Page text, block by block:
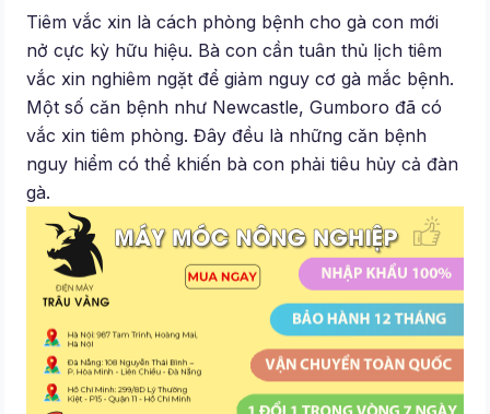
Tiêm vắc xin là cách phòng bệnh cho gà con mới
nở cực kỳ hữu hiệu. Bà con cần tuân thủ lịch tiêm
vắc xin nghiêm ngặt để giảm nguy cơ gà mắc bệnh.
Một số căn bệnh như Newcastle, Gumboro đã có
vắc xin tiêm phòng. Đây đều là những căn bệnh
nguy hiểm có thể khiến bà con phải tiêu hủy cả đàn
gà.